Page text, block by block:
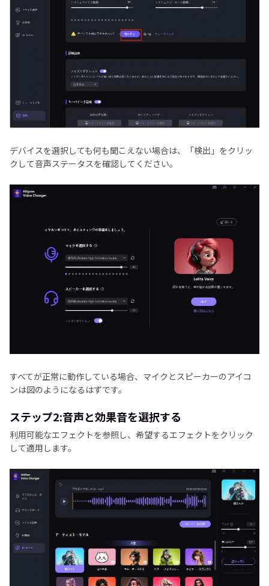
デバイスを選択しても何も聞こえない場合は、「検出」をクリッ
クして音声ステータスを確認してください。
すべてが正常に動作している場合、マイクとスピーカーのアイコ
ンは図のようになるはずです。
ステップ2:音声と効果音を選択する
利用可能なエフェクトを参照し、希望するエフェクトをクリック
して適用します。